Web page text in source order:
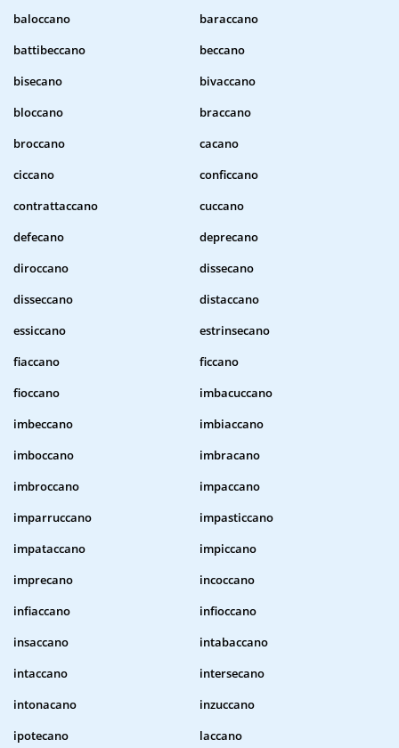
baloccano
baraccano
battibeccano
beccano
bisecano
bivaccano
bloccano
braccano
broccano
cacano
ciccano
conficcano
contrattaccano
cuccano
defecano
deprecano
diroccano
dissecano
disseccano
distaccano
essiccano
estrinsecano
fiaccano
ficcano
fioccano
imbacuccano
imbeccano
imbiaccano
imboccano
imbracano
imbroccano
impaccano
imparruccano
impasticcano
impataccano
impiccano
imprecano
incoccano
infiaccano
infioccano
insaccano
intabaccano
intaccano
intersecano
intonacano
inzuccano
ipotecano
laccano